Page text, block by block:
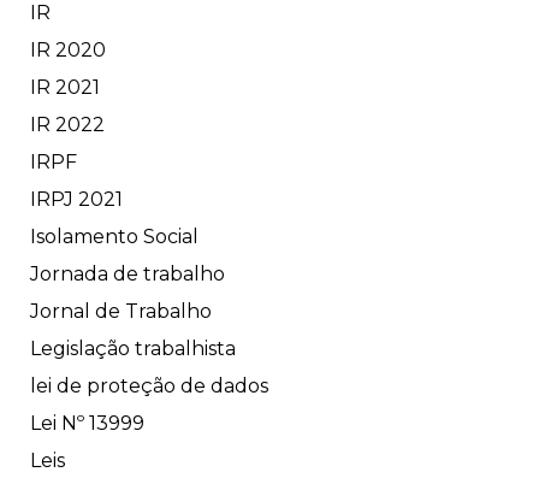
IR
IR 2020
IR 2021
IR 2022
IRPF
IRPJ 2021
Isolamento Social
Jornada de trabalho
Jornal de Trabalho
Legislação trabalhista
lei de proteção de dados
Lei Nº 13999
Leis